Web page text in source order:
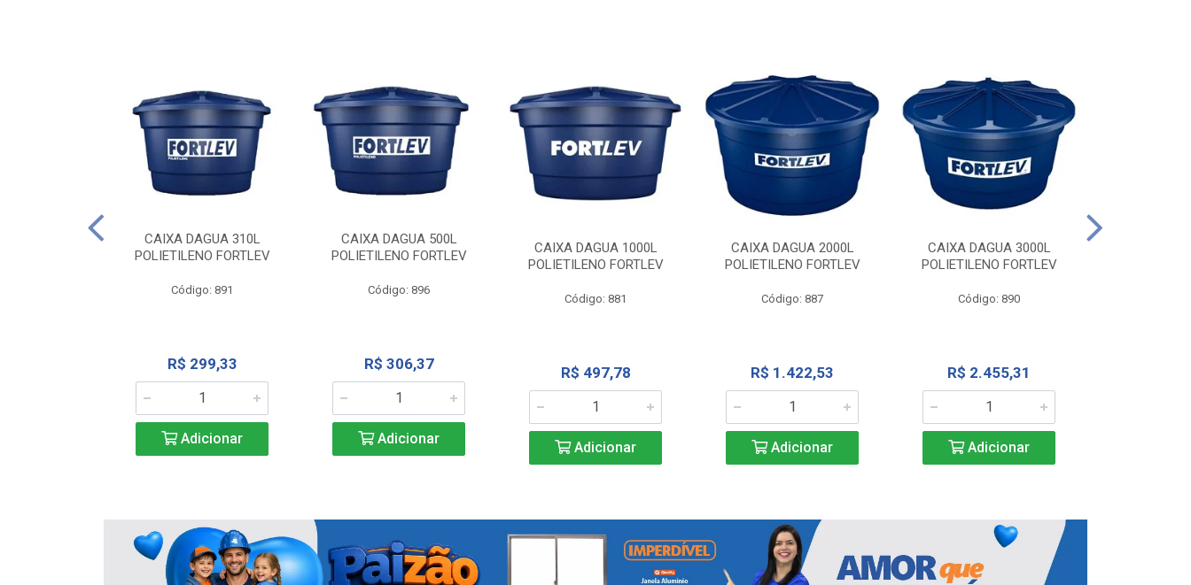
CAIXA DAGUA 310L
POLIETILENO FORTLEV
Código: 891
R$ 299,33
Adicionar
CAIXA DAGUA 500L
POLIETILENO FORTLEV
Código: 896
R$ 306,37
Adicionar
CAIXA DAGUA 1000L
POLIETILENO FORTLEV
Código: 881
R$ 497,78
Adicionar
CAIXA DAGUA 2000L
POLIETILENO FORTLEV
Código: 887
R$ 1.422,53
Adicionar
CAIXA DAGUA 3000L
POLIETILENO FORTLEV
Código: 890
R$ 2.455,31
Adicionar